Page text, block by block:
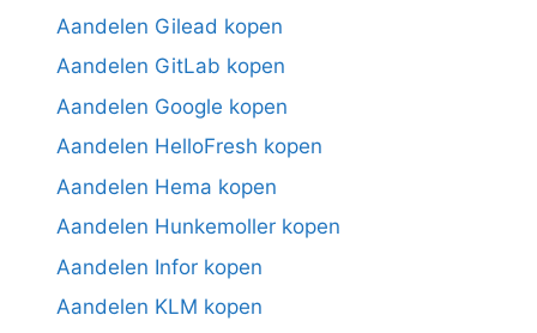
Aandelen Gilead kopen
Aandelen GitLab kopen
Aandelen Google kopen
Aandelen HelloFresh kopen
Aandelen Hema kopen
Aandelen Hunkemoller kopen
Aandelen Infor kopen
Aandelen KLM kopen